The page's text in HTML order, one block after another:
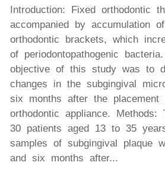
Introduction: Fixed orthodontic
accompanied by accumulation
orthodontic brackets, which
of periodontopathogenic
objective of this study was to
changes in the subgingival
six months after the
orthodontic appliance. Methods:
30 patients aged 13 to 35
samples of subgingival plaque
and six months after...